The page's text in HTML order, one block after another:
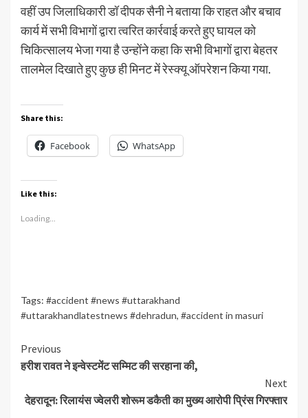
वहीं उप जिलाधिकारी डॉ दीपक सैनी ने बताया कि राहत और बचाव
कार्य में सभी विभागों द्वारा त्वरित कार्रवाई करते हुए घायल को
चिकित्सालय भेजा गया है उन्होंने कहा कि सभी विभागों द्वारा बेहतर
तालमेल दिखाते हुए कुछ ही मिनट में रेस्क्यू ऑपरेशन किया गया.
Share this:
Facebook WhatsApp
Like this:
Loading...
Tags: #accident #news #uttarakhand
#uttarakhandlatestnews #dehradun, #accident in masuri
Continue
Reading
Previous
हरीश रावत ने इन्वेस्टमेंट सम्मिट की सरहाना की,
Next
देहरादून: रिलायंस ज्वेलरी शोरूम डकैती का मुख्य आरोपी प्रिंस गिरफ्तार